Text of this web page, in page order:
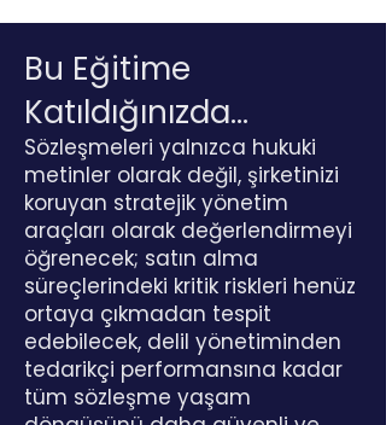
Bu Eğitime
Katıldığınızda...
Sözleşmeleri yalnızca hukuki
metinler olarak değil, şirketinizi
koruyan stratejik yönetim
araçları olarak değerlendirmeyi
öğrenecek; satın alma
süreçlerindeki kritik riskleri henüz
ortaya çıkmadan tespit
edebilecek, delil yönetiminden
tedarikçi performansına kadar
tüm sözleşme yaşam